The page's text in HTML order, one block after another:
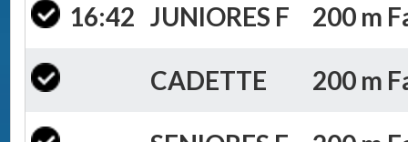
16:42 JUNIORES F 200 m
CADETTE 200 m